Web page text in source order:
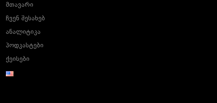
მთავარი
ჩვენ შესახებ
ანალიტიკა
პოდკასტები
ქეისები